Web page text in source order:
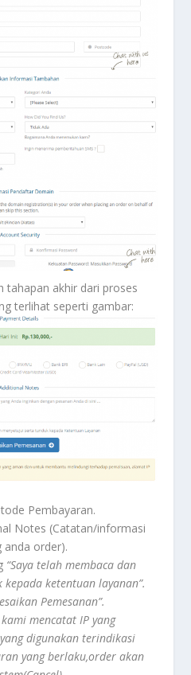
tahapan akhir dari proses
terlihat seperti gambar:
Pembayaran.
Notes (Catatan/informasi
anda order).
“Saya telah membaca dan
ketentuan layanan”.
Pemesanan”.
mencatat IP yang
digunakan terindikasi
yang berlaku,order akan